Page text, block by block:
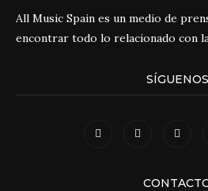
All Music Spain es un medio de
encontrar todo lo relacionado con
SÍGUENOS